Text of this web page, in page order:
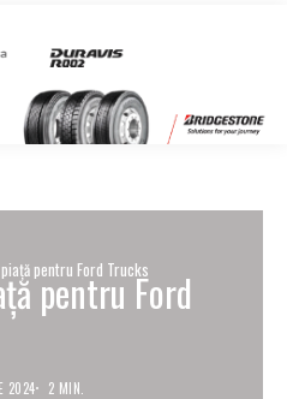
pentru Ford Trucks
pentru Ford
2024 2 MIN.